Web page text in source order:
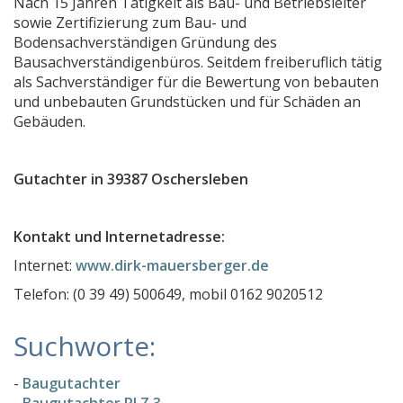
Gerich, Ing.-Büro
Ingenieurbüro Schade
Bausachverständiger & Bauberater Bendikt Plotzki
Gutachterbüro Scherz
NASC Brandschutzplanung
stöber projektmanagement immobilien +
KFZ-Lacksachverständiger Frank Reiher
Schnelle-Gutachten Kfz. Sachverständigen und
AltbauProfis Harz
Matthias Herberg
sowie Zertifizierung zum Bau- und
Bodensachverständigen Gründung des
Bausachverständigenbüros. Seitdem freiberuflich tätig
als Sachverständiger für die Bewertung von bebauten
und unbebauten Grundstücken und für Schäden an
Gebäuden.
Gutachter in 39387 Oschersleben
Kontakt und Internetadresse:
Internet: www.dirk-mauersberger.de
Telefon: (0 39 49) 500649, mobil 0162 9020512
Suchworte:
- Baugutachter